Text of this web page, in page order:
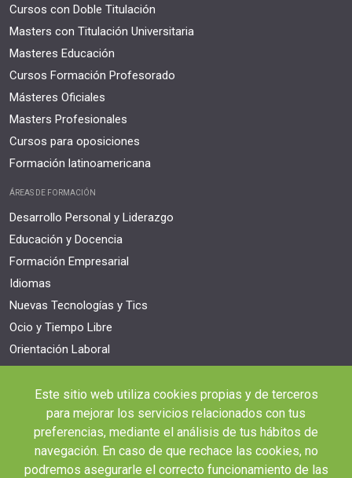
Cursos con Doble Titulación
Masters con Titulación Universitaria
Masteres Educación
Cursos Formación Profesorado
Másteres Oficiales
Masters Profesionales
Cursos para oposiciones
Formación latinoamericana
ÁREAS DE FORMACIÓN
Desarrollo Personal y Liderazgo
Educación y Docencia
Formación Empresarial
Idiomas
Nuevas Tecnologías y Tics
Ocio y Tiempo Libre
Orientación Laboral
Salud y Actividad Física
OTROS ENLACES IMPORTANTES
Webinars y podcast
Este sitio web utiliza cookies propias y de terceros
para mejorar los servicios relacionados con tus
preferencias, mediante el análisis de tus hábitos de
navegación. En caso de que rechace las cookies, no
podremos asegurarle el correcto funcionamiento de las